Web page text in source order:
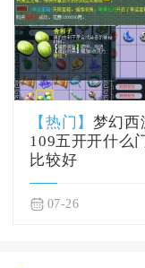
【热门】 梦幻西
109五开开什么
比较好
07-26